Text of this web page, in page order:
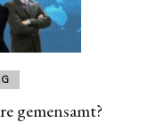
gemensamt?